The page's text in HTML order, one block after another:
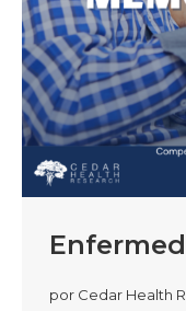
por Cedar Health